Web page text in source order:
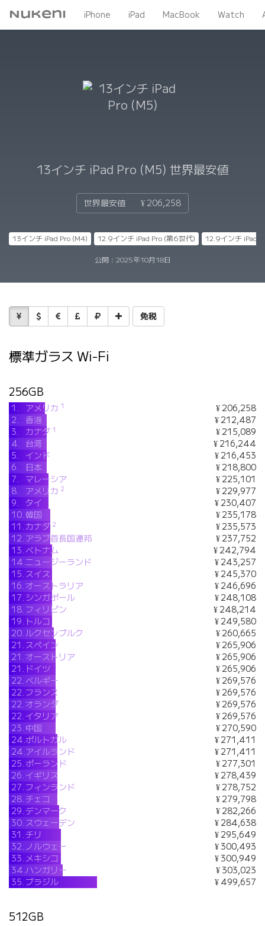
Nukeni iPhone iPad MacBook Watch
13インチ iPad Pro (M5) 世界最安値
世界最安値 ¥ 206,258
13インチ iPad Pro (M4) 12.9インチ iPad Pro (第6世代) 12.9インチ iPad
公開： 2025年10月18日
免税
標準ガラス Wi-Fi
256GB
1. アメリカ 1
¥ 206,258
2.
香港
¥ 212,487
3.
カナダ 1
¥ 215,089
4. 台湾
¥ 216,244
5.
インド
¥ 216,453
6.
日本
¥ 218,800
7.
マレーシア
¥ 225,101
8.
アメリカ 2
¥ 229,977
9.
タイ
¥ 230,407
10.韓国
¥ 235,178
11.カナダ 2
¥ 235,573
12. アラブ首長国連邦
¥ 237,752
13.ベトナム
¥ 242,794
14.ニュージーランド
¥ 243,257
15. スイス
¥ 245,370
16.オーストラリア
¥ 246,696
17. シンガポール
¥ 248,108
18. フィリピン
¥ 248,214
19. トルコ
¥ 249,580
20.ルクセンブルク
¥ 260,665
21. スペイン
¥ 265,906
21.オーストリア
¥ 265,906
21. ドイツ
¥ 265,906
22. ベルギー
¥ 269,576
22. フランス
¥ 269,576
22.オランダ
¥ 269,576
22. イタリア
¥ 269,576
23. 中国
¥ 270,590
24.ポルトガル
¥ 271,411
24.アイルランド
¥ 271,411
25. ポーランド
¥ 277,301
26. イギリス
¥ 278,439
27. フィンランド
¥ 278,752
28.チェコ
¥ 279,798
29.デンマーク
¥ 282,266
30. スウェーデン
¥ 284,638
31.チリ
¥ 295,649
32. ノルウェー
¥ 300,493
33. メキシコ
¥ 300,949
34.ハンガリー
¥ 303,023
35. ブラジル ¥ 499,657
512GB